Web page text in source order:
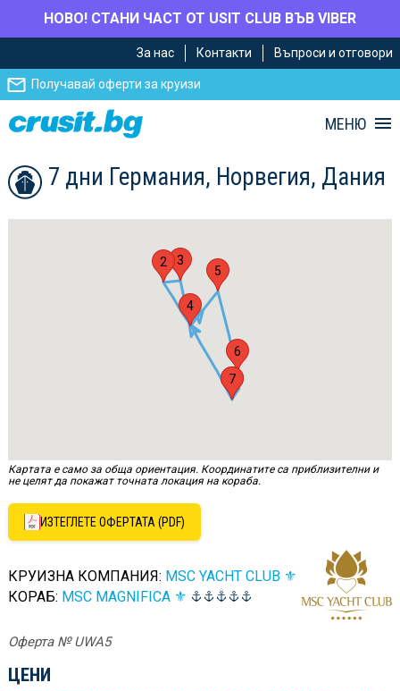
НОВО! СТАНИ ЧАСТ ОТ USIT CLUB ВЪВ VIBER
главното
съдържание
Навигацията
За нас Контакти Въпроси и отговори
Получавай оферти за круизи
МЕНЮ
7 дни Германия, Норвегия, Дания
1
2 3
4
5
6
7
Картата е само за обща ориентация. Координатите са приблизителни и
не целят да покажат точната локация на кораба.
ИЗТЕГЛЕТЕ ОФЕРТАТА (PDF)
КРУИЗНА КОМПАНИЯ: MSC YACHT CLUB ⚜
КОРАБ: MSC MAGNIFICA ⚜
Оферта № UWA5
ЦЕНИ